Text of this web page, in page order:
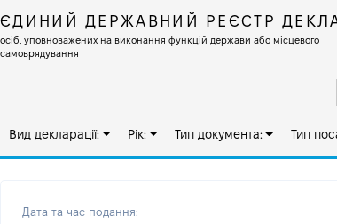
ЄДИНИЙ ДЕРЖАВНИЙ РЕЄСТР
осіб, уповноважених на виконання функцій держави або місцевого
самоврядування
Вид декларації: Рік: Тип документа: Тип
Дата та час подання: